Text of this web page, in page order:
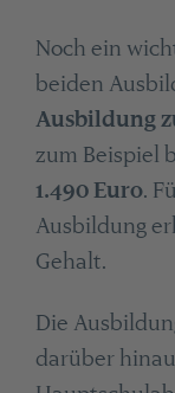
Noch ein
beiden
Ausbildung
zum Beispiel
1.490 Euro.
Ausbildung
Gehalt.
Die
darüber